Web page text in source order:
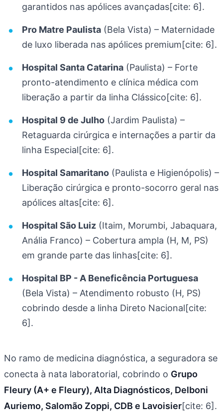
garantidos nas apólices avançadas[cite: 6].
Pro Matre Paulista (Bela Vista) – Maternidade
de luxo liberada nas apólices premium[cite: 6].
Hospital Santa Catarina (Paulista) – Forte
pronto-atendimento e clínica médica com
liberação a partir da linha Clássico[cite: 6].
Hospital 9 de Julho (Jardim Paulista) –
Retaguarda cirúrgica e internações a partir da
linha Especial[cite: 6].
Hospital Samaritano (Paulista e Higienópolis) –
Liberação cirúrgica e pronto-socorro geral nas
apólices altas[cite: 6].
Hospital São Luiz (Itaim, Morumbi, Jabaquara,
Anália Franco) – Cobertura ampla (H, M, PS)
em grande parte das linhas[cite: 6].
Hospital BP - A Beneficência Portuguesa
(Bela Vista) – Atendimento robusto (H, PS)
cobrindo desde a linha Direto Nacional[cite:
6].
No ramo de medicina diagnóstica, a seguradora se
conecta à nata laboratorial, cobrindo o Grupo
Fleury (A+ e Fleury), Alta Diagnósticos, Delboni
Auriemo, Salomão Zoppi, CDB e Lavoisier[cite: 6].